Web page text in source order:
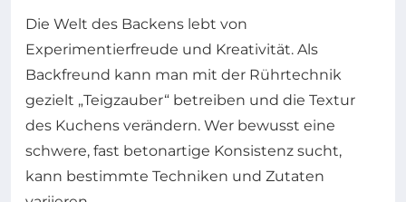
Die Welt des Backens lebt von
Experimentierfreude und Kreativität. Als
Backfreund kann man mit der Rührtechnik
gezielt „Teigzauber“ betreiben und die Textur
des Kuchens verändern. Wer bewusst eine
schwere, fast betonartige Konsistenz sucht,
kann bestimmte Techniken und Zutaten